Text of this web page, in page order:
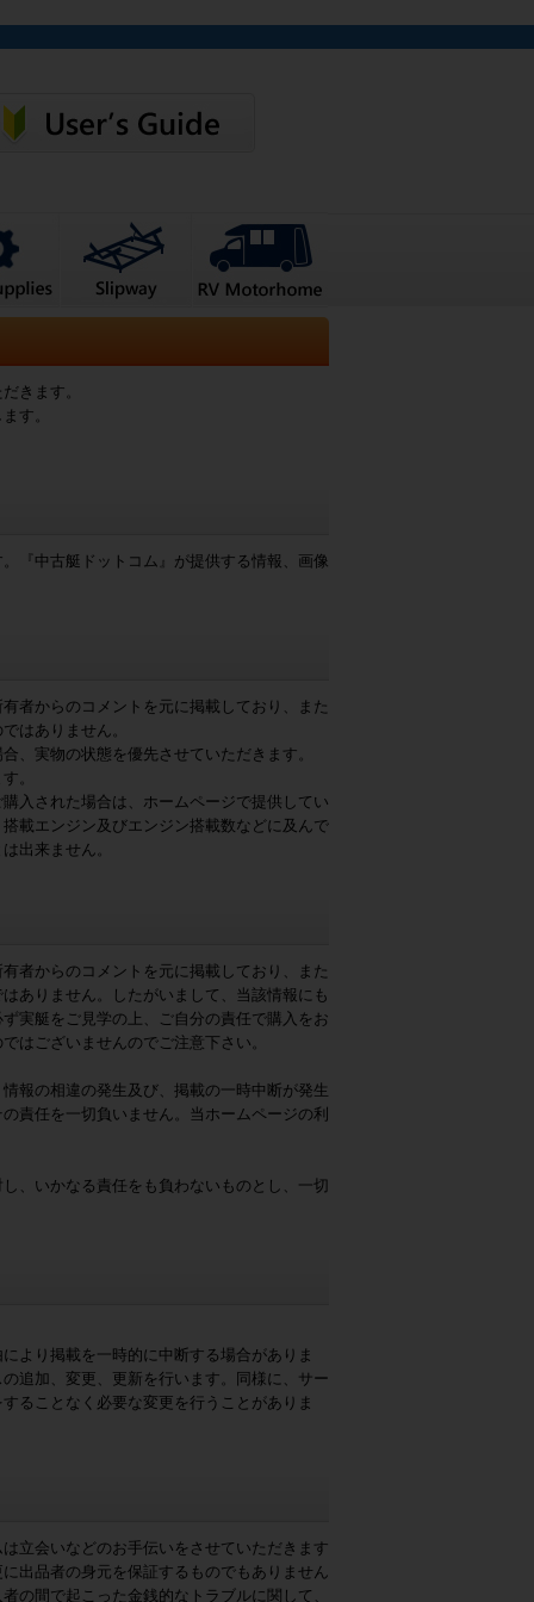
きます。
す。
『中古艇ドットコム』が提供する情報、画像
者からのコメントを元に掲載しており、また
はありません。
、実物の状態を優先させていただきます。
。
入された場合は、ホームページで提供してい
載エンジン及びエンジン搭載数などに及んで
出来ません。
者からのコメントを元に掲載しており、また
ありません。したがいまして、当該情報にも
実艇をご見学の上、ご自分の責任で購入をお
はございませんのでご注意下さい。
報の相違の発生及び、掲載の一時中断が発生
責任を一切負いません。当ホームページの利
、いかなる責任をも負わないものとし、一切
より掲載を一時的に中断する場合がありま
追加、変更、更新を行います。同様に、サー
ることなく必要な変更を行うことがありま
立会いなどのお手伝いをさせていただきます
出品者の身元を保証するものでもありません
の間で起こった金銭的なトラブルに関して、